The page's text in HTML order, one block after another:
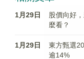
1月29日
股價向好
麼看？
1月29日
東方甄選
逾14%